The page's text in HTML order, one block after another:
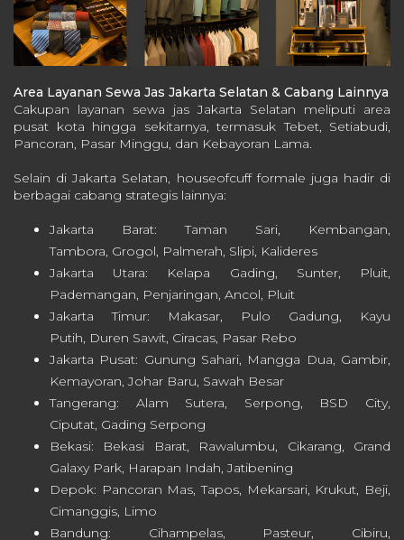
Area Layanan Sewa Jas Jakarta Selatan & Cabang Lainnya
Cakupan layanan sewa jas Jakarta Selatan meliputi area
pusat kota hingga sekitarnya, termasuk Tebet, Setiabudi,
Pancoran, Pasar Minggu, dan Kebayoran Lama.
Selain di Jakarta Selatan, houseofcuff formale juga hadir di
berbagai cabang strategis lainnya:
Jakarta Barat: Taman Sari, Kembangan,
Tambora, Grogol, Palmerah, Slipi, Kalideres
Jakarta Utara: Kelapa Gading, Sunter, Pluit,
Pademangan, Penjaringan, Ancol, Pluit
Jakarta Timur: Makasar, Pulo Gadung, Kayu
Putih, Duren Sawit, Ciracas, Pasar Rebo
Jakarta Pusat: Gunung Sahari, Mangga Dua, Gambir,
Kemayoran, Johar Baru, Sawah Besar
Tangerang: Alam Sutera, Serpong, BSD City,
Ciputat, Gading Serpong
Bekasi: Bekasi Barat, Rawalumbu, Cikarang, Grand
Galaxy Park, Harapan Indah, Jatibening
Depok: Pancoran Mas, Tapos, Mekarsari, Krukut, Beji,
Cimanggis, Limo
Bandung: Cihampelas, Pasteur, Cibiru,